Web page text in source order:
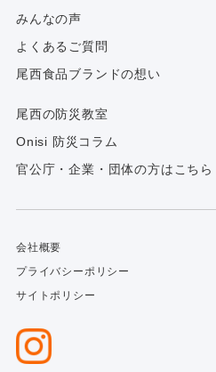
みんなの声
よくあるご質問
尾西食品ブランドの想い
尾西の防災教室
Onisi 防災コラム
官公庁・企業・団体の方はこちら
会社概要
プライバシーポリシー
サイトポリシー